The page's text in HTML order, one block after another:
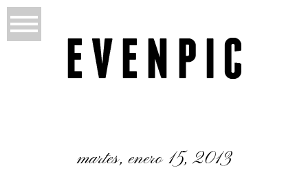
martes, enero 15, 2013